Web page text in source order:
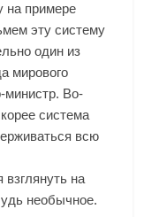
на примере
эту систему
один из
мирового
министр. Во-
система
всю
на
необычное.